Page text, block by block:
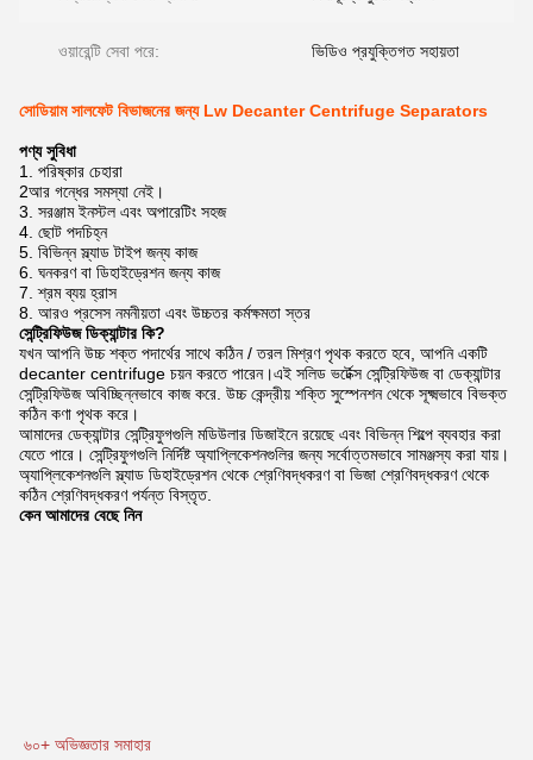
ওয়ারেন্টি সেবা পরে: ভিডিও প্রযুক্তিগত সহায়তা
সোডিয়াম সালফেট বিভাজনের জন্য Lw Decanter Centrifuge Separators
পণ্য সুবিধা
1. পরিষ্কার চেহারা
2আর গন্ধের সমস্যা নেই।
3. সরঞ্জাম ইনস্টল এবং অপারেটিং সহজ
4. ছোট পদচিহ্ন
5. বিভিন্ন স্ল্যাড টাইপ জন্য কাজ
6. ঘনকরণ বা ডিহাইড্রেশন জন্য কাজ
7. শ্রম ব্যয় হ্রাস
8. আরও প্রসেস নমনীয়তা এবং উচ্চতর কর্মক্ষমতা স্তর
সেন্ট্রিফিউজ ডিক্যান্টার কি?
যখন আপনি উচ্চ শক্ত পদার্থের সাথে কঠিন / তরল মিশ্রণ পৃথক করতে হবে, আপনি একটি
decanter centrifuge চয়ন করতে পারেন।এই সলিড ভর্টেক্স সেন্ট্রিফিউজ বা ডেক্যান্টার
সেন্ট্রিফিউজ অবিচ্ছিন্নভাবে কাজ করে. উচ্চ কেন্দ্রীয় শক্তি সুস্পেনশন থেকে সূক্ষ্মভাবে বিভক্ত
কঠিন কণা পৃথক করে।
আমাদের ডেক্যান্টার সেন্ট্রিফুগগুলি মডিউলার ডিজাইনে রয়েছে এবং বিভিন্ন শিল্পে ব্যবহার করা
যেতে পারে। সেন্ট্রিফুগগুলি নির্দিষ্ট অ্যাপ্লিকেশনগুলির জন্য সর্বোত্তমভাবে সামঞ্জস্য করা যায়।
অ্যাপ্লিকেশনগুলি স্ল্যাড ডিহাইড্রেশন থেকে শ্রেণিবদ্ধকরণ বা ভিজা শ্রেণিবদ্ধকরণ থেকে
কঠিন শ্রেণিবদ্ধকরণ পর্যন্ত বিস্তৃত.
কেন আমাদের বেছে নিন
৬০+ অভিজ্ঞতার সমাহার